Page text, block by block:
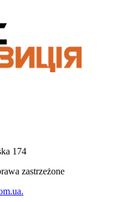
174
zastrzeżone
.